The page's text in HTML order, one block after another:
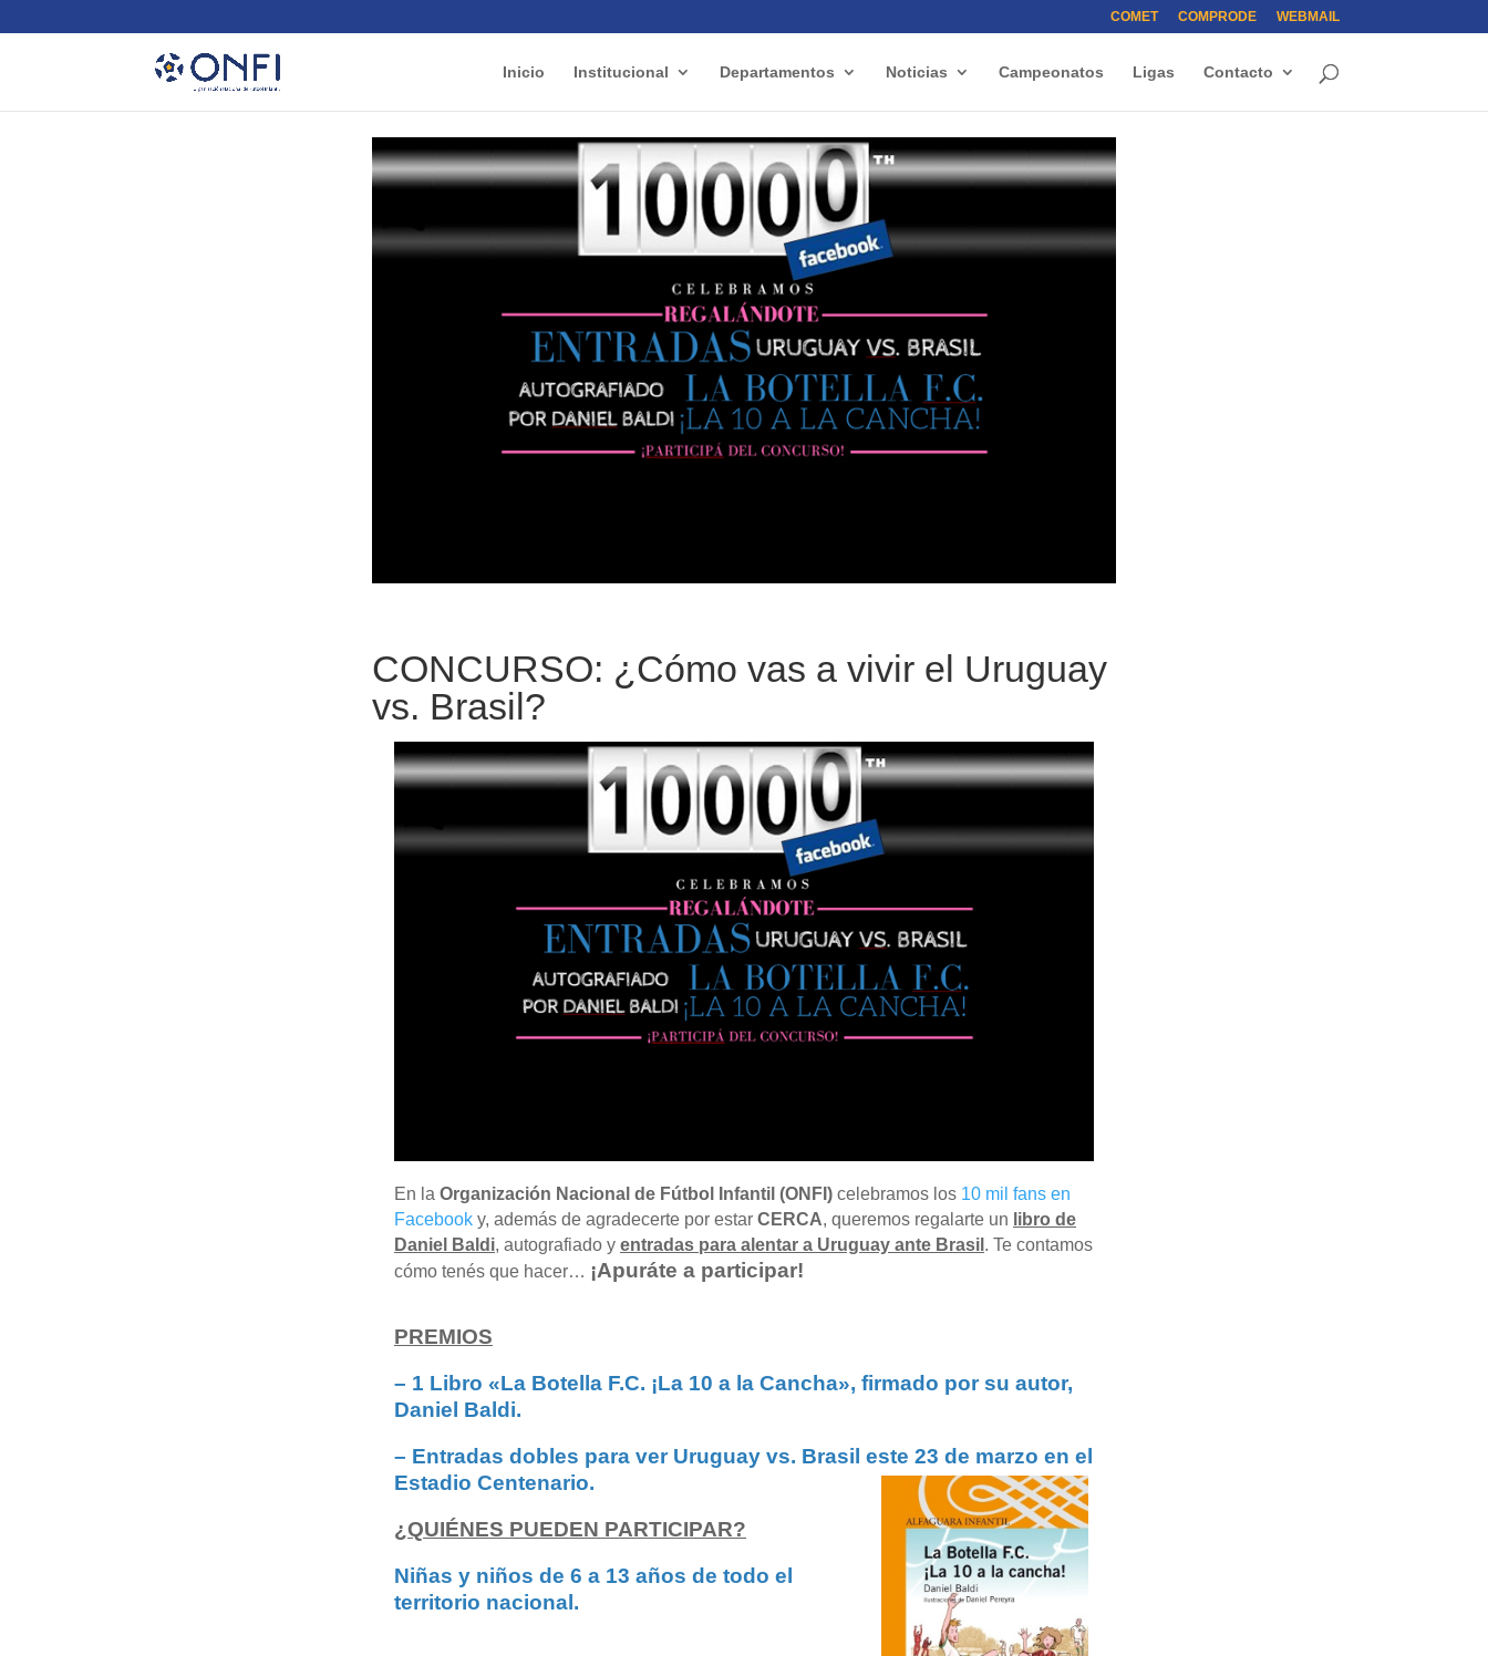
COMET COMPRODE WEBMAIL
Inicio Institucional Departamentos Noticias Campeonatos Ligas Contacto
CONCURSO: ¿Cómo vas a vivir el Uruguay
vs. Brasil?
En la Organización Nacional de Fútbol Infantil (ONFI) celebramos los 10 mil fans en
Facebook y, además de agradecerte por estar CERCA, queremos regalarte un libro de
Daniel Baldi, autografiado y entradas para alentar a Uruguay ante Brasil . Te contamos
cómo tenés que hacer… ¡Apuráte a participar!
PREMIOS
– 1 Libro «La Botella F.C. ¡La 10 a la Cancha», firmado por su autor,
Daniel Baldi.
– Entradas dobles para ver Uruguay vs. Brasil este 23 de marzo en el
Estadio Centenario.
¿QUIÉNES PUEDEN PARTICIPAR?
Niñas y niños de 6 a 13 años de todo el
territorio nacional.